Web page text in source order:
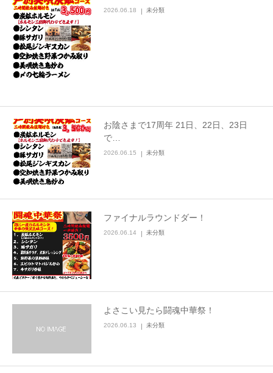
2026.06.18 未分類
お陰さまで17周年 21日、22日、23日
で…
2026.06.15 未分類
ファイナルラウンドダー！
2026.06.14 未分類
よさこい見たら闘魂中華祭！
2026.06.13 未分類